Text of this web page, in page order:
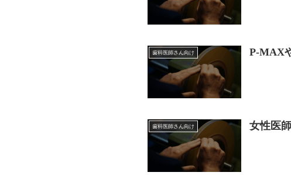
歯科医師さん向け P-MAX
歯科医師さん向け 女性医